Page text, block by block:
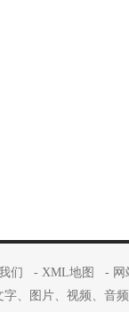
们 - XML地图 - 网
字、图片、视频、音